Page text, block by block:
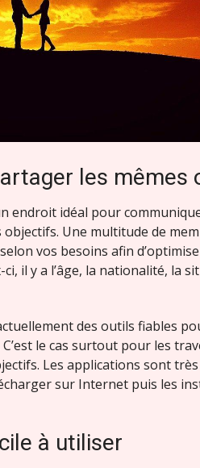
les mêmes
endroit idéal pour
Une multitude de
vos besoins afin
il y a l’âge, la nationalité, la
des outils fiables
le cas surtout pour les
Les applications sont
sur Internet puis les
à utiliser